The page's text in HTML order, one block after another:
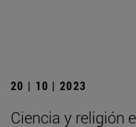
20 | 10 | 2023
Ciencia y religión